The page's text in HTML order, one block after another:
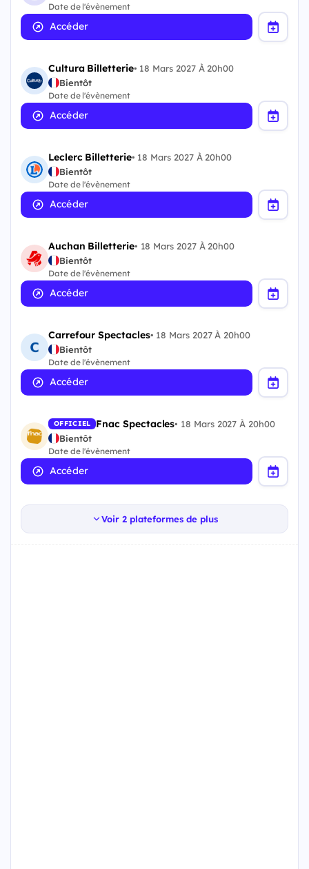
Date de l'évènement
Accéder
Cultura Billetterie• 18 Mars 2027 À 20h00
Bientôt
Date de l'évènement
Accéder
Leclerc Billetterie• 18 Mars 2027 À 20h00
Bientôt
Date de l'évènement
Accéder
Auchan Billetterie• 18 Mars 2027 À 20h00
Bientôt
Date de l'évènement
Accéder
Carrefour Spectacles• 18 Mars 2027 À 20h00
Bientôt
Date de l'évènement
Accéder
OFFICIEL Fnac Spectacles• 18 Mars 2027 À 20h00
Bientôt
Date de l'évènement
Accéder
Voir 2 plateformes de plus